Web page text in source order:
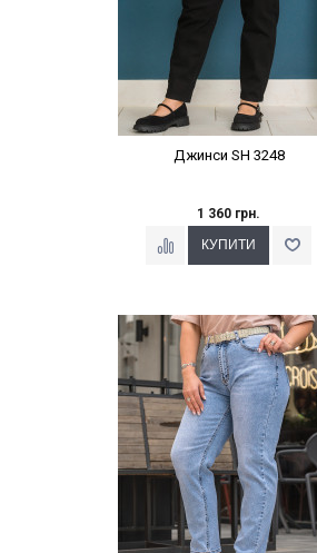
Джинси SH 3248
1 360 грн.
Наклейки Варіант з %